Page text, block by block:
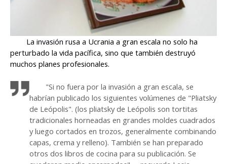
La invasión rusa a Ucrania a gran escala no solo ha
perturbado la vida pacífica, sino que también destruyó
muchos planes profesionales.
"Si no fuera por la invasión a gran escala, se
habrían publicado los siguientes volúmenes de "Pliatsky
de Leópolis". (los pliatsky de Leópolis son tortitas
tradicionales horneadas en grandes moldes cuadrados
y luego cortados en trozos, generalmente combinando
capas, crema y relleno). También se han preparado
otros dos libros de cocina para su publicación. Se